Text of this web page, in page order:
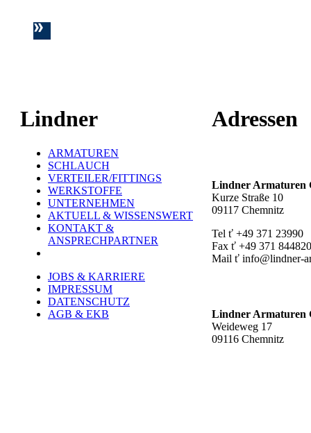
Lindner
ARMATUREN
SCHLAUCH
VERTEILER/FITTINGS
WERKSTOFFE
UNTERNEHMEN
AKTUELL & WISSENSWERT
KONTAKT &
ANSPRECHPARTNER
JOBS & KARRIERE
IMPRESSUM
DATENSCHUTZ
AGB & EKB
Adressen
Lindner Armaturen
Kurze Straße 10
09117 Chemnitz
Tel ť +49 371 23990
Fax ť +49 371
Mail ť info@lindner-
Lindner Armaturen
Weideweg 17
09116 Chemnitz